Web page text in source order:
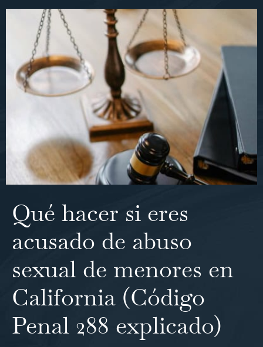
Qué hacer si eres
acusado de abuso
sexual de menores en
California (Código
Penal 288 explicado)